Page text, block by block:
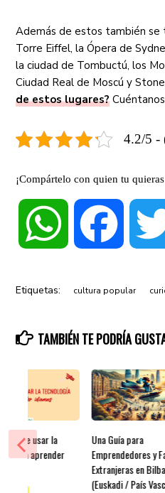
Además de estos también se
Torre Eiffel, la Ópera de
la ciudad de Tombuctú, los
Ciudad Real de Moscú y
de estos lugares?
4.2/5 -
¡Compártelo con quien tu
WhatsApp
Etiquetas: cultura popular
TAMBIÉN TE PODRÍA
Una Guía para
Emprendedores y
Extranjeras en
(Euskadi / País
de usar la
para aprender